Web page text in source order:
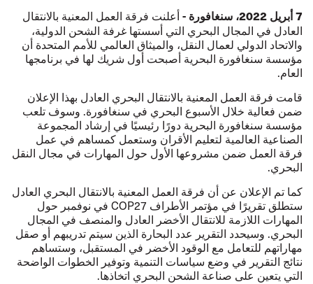
7 أبريل 2022، سنغافورة -
أعلنت فرقة العمل المعنية بالانتقال
العادل في المجال البحري التي أسستها غرفة الشحن الدولية،
والاتحاد الدولي لعمال النقل، والميثاق العالمي للأمم المتحدة أن
مؤسسة سنغافورة البحرية أصبحت أول شريك لها في برنامجها
العام.
قامت فرقة العمل المعنية بالانتقال البحري العادل بهذا الإعلان
ضمن فعالية خلال الأسبوع البحري في سنغافورة. وسوف تلعب
مؤسسة سنغافورة البحرية دورًا رئيسيًا في إرشاد المجموعة
الصناعية العالمية لتعليم الأقران وستعمل كمساهم في عمل
فرقة العمل ضمن مشروعها الأول حول المهارات في مجال النقل
البحري.
كما تم الإعلان عن أن فرقة العمل المعنية بالانتقال البحري العادل
ستطلق تقريرًا في مؤتمر الأطراف COP27 في نوفمبر حول
المهارات اللازمة للانتقال الأخضر العادل والمنصف في المجال
البحري. وسيحدد التقرير عدد البحارة الذين سيتم تدريبهم أو صقل
مهاراتهم للتعامل مع الوقود الأخضر في المستقبل، وستساهم
نتائج التقرير في وضع سياسات التنمية وتوفير الخطوات الواضحة
التي يتعين على صناعة الشحن البحري اتخاذها.